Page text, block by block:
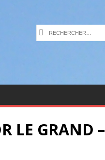
LE GRAND –